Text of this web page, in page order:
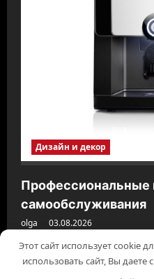
Дизайн и декор
самообслуживания
olga 03.08.2026
Авторское право © 2026
Этот сайт использует cookie
использовать сайт, Вы даете